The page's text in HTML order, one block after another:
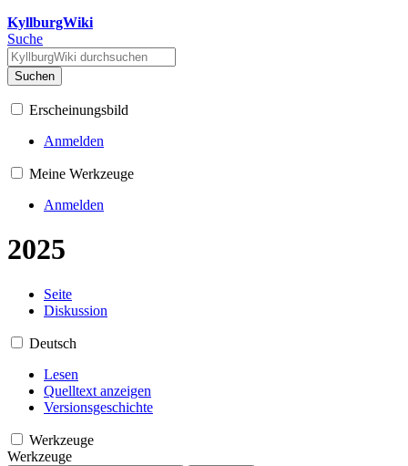
KyllburgWiki
Suche
Suchen
Erscheinungsbild
Anmelden
Meine Werkzeuge
Anmelden
2025
Seite
Diskussion
Deutsch
Lesen
Quelltext anzeigen
Versionsgeschichte
Werkzeuge
Werkzeuge